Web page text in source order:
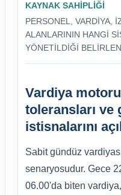
KAYNAK SAHIPLIĞI
PERSONEL, VARDIYA,
ALANLARININ HANGI
YÖNETILDIĞI
Vardiya
toleransları ve
istisnalarını
Sabit gündüz
senaryosudur. Gece
06.00'da biten